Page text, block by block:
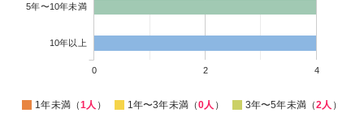
5年〜10年未満
10年以上
0 2 4
1年未満（1人 ） 1年〜3年未満（0人 ） 3年〜5年未満（2人 ）